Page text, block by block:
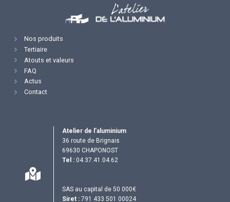
Nos produits
Tertiaire
Atouts et valeurs
FAQ
Actus
Contact
Atelier de l’aluminium
36 route de Brignais
69630 CHAPONOST
Tel : 04.37.41.04.62
SAS au capital de 50 000€
Siret : 791 433 501 00024